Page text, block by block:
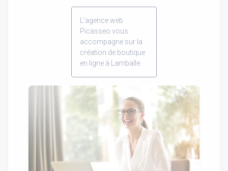
L'agence web
Picasseo vous
accompagne sur la
création de boutique
en ligne à Lamballe.